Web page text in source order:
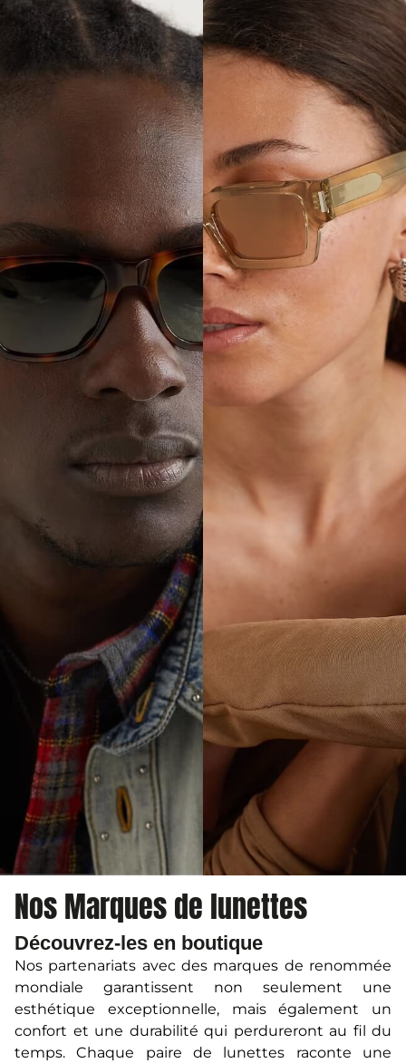
Nos Marques de lunettes
Découvrez-les en boutique
Nos partenariats avec des marques de renommée
mondiale garantissent non seulement une
esthétique exceptionnelle, mais également un
confort et une durabilité qui perdureront au fil du
temps. Chaque paire de lunettes raconte une